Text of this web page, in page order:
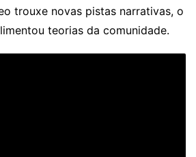
trouxe novas pistas narrativas, o
teorias da comunidade.